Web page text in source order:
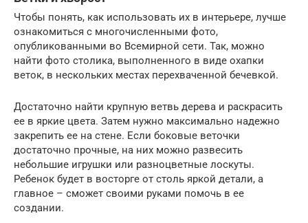
Чтобы понять, как использовать их в интерьере, лучше
ознакомиться с многочисленными фото,
опубликованными во Всемирной сети. Так, можно
найти фото столика, выполненного в виде охапки
веток, в нескольких местах перехваченной бечевкой.
Достаточно найти крупную ветвь дерева и раскрасить
ее в яркие цвета. Затем нужно максимально надежно
закрепить ее на стене. Если боковые веточки
достаточно прочные, на них можно развесить
небольшие игрушки или разноцветные лоскуты.
Ребенок будет в восторге от столь яркой детали, а
главное – сможет своими руками помочь в ее
создании.